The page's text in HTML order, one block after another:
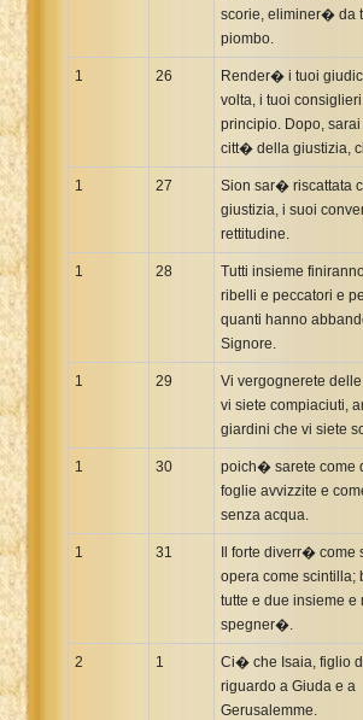
scorie, eliminer� da
piombo.
1 26
Render� i tuoi
volta, i tuoi
principio. Dopo,
citt� della giustizia,
1 27
Sion sar� riscattata
giustizia, i suoi
rettitudine.
1 28
Tutti insieme
ribelli e peccatori e
quanti hanno
Signore.
1 29
Vi vergognerete
vi siete compiaciuti,
giardini che vi siete
1 30
poich� sarete come
foglie avvizzite e
senza acqua.
1 31
Il forte diverr� come
opera come scintilla;
tutte e due insieme e
spegner�.
2 1
Ci� che Isaia, figlio
riguardo a Giuda e a
Gerusalemme.